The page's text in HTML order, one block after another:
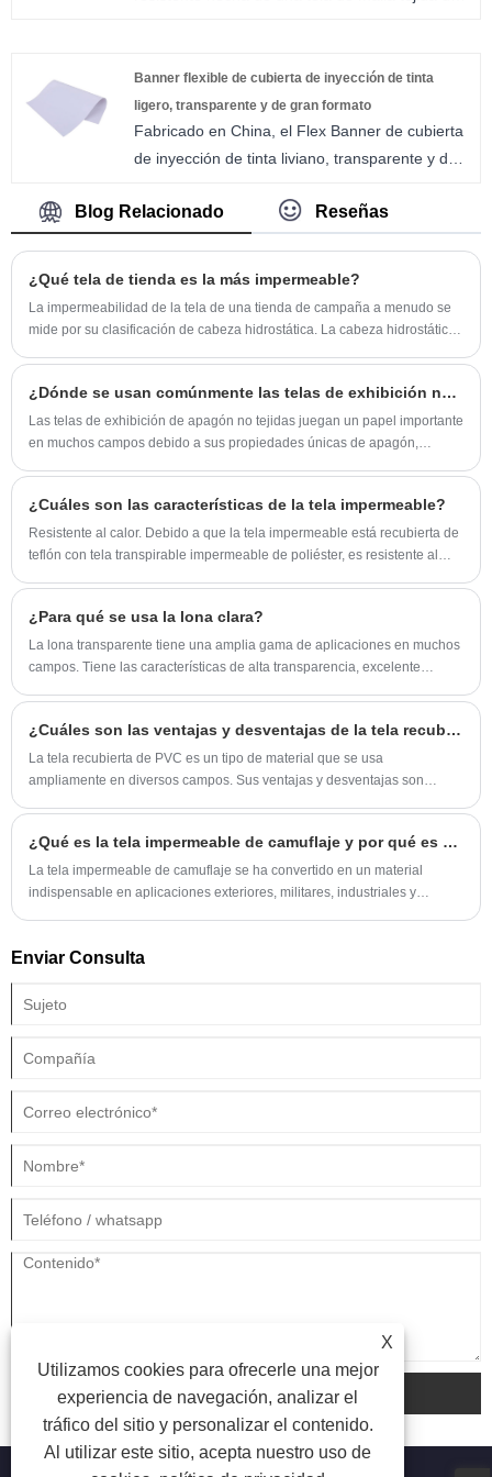
revestimiento de PVC le da a la lona mayor
resistencia y durabilidad, haciéndola resistente
a desgarros, abrasiones y pinchazos. El color
blanco de la lona la hace ideal para
importante.
Banner flexible de cubierta de inyección de tinta
ligero, transparente y de gran formato
Fabricado en China, el Flex Banner de cubierta
de inyección de tinta liviano, transparente y de
que ofrece visibilidad y versatilidad
aplicaciones publicitarias en interiores y
que deben ser visibles desde ambos lados, ya
Blog Relacionado Reseñas
¿Qué tela de tienda es la más impermeable?
​La impermeabilidad de la tela de una tienda de campaña a menudo se
mide por su clasificación de cabeza hidrostática. La cabeza hidrostática
agua, más impermeable será el tejido. Las telas comunes para tiendas
de campaña y sus clasificaciones de cabeza hidrostática típicas
incluyen:
¿Dónde se usan comúnmente las telas de exhibición no tejidas?
Las telas de exhibición de apagón no tejidas juegan un papel importante
en muchos campos debido a sus propiedades únicas de apagón,
¿Cuáles son las características de la tela impermeable?
Resistente al calor. Debido a que la tela impermeable está recubierta de
teflón con tela transpirable impermeable de poliéster, es resistente al
¿Para qué se usa la lona clara?
La lona transparente tiene una amplia gama de aplicaciones en muchos
campos. Tiene las características de alta transparencia, excelente
¿Cuáles son las ventajas y desventajas de la tela recubierta de PVC?
La tela recubierta de PVC es un tipo de material que se usa
ampliamente en diversos campos. Sus ventajas y desventajas son
¿Qué es la tela impermeable de camuflaje y por qué es esencial para uso industrial y en exteriores?
La tela impermeable de camuflaje se ha convertido en un material
indispensable en aplicaciones exteriores, militares, industriales y
proteger equipos, bienes y personas de condiciones ambientales
que esté buscando materiales para tiendas de campaña, cubiertas,
significativamente la durabilidad, la rentabilidad y el rendimiento
han estado a la vanguardia en el desarrollo de soluciones textiles
Enviar Consulta
entregar
X
Utilizamos cookies para ofrecerle una mejor
experiencia de navegación, analizar el
tráfico del sitio y personalizar el contenido.
Al utilizar este sitio, acepta nuestro uso de